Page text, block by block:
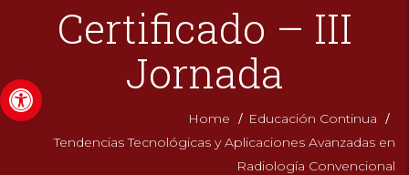
Abrir barra de herramientas
Certificado – III
Jornada
Home / Educación Continua /
Tendencias Tecnológicas y Aplicaciones Avanzadas en
Radiología Convencional